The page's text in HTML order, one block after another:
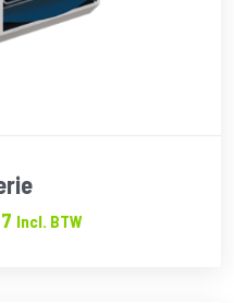
Prijsklasse:
Incl. BTW